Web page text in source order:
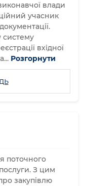
влади
учасник
систему
вхідної
Розгорнути
поточного
З цим
закупівлю